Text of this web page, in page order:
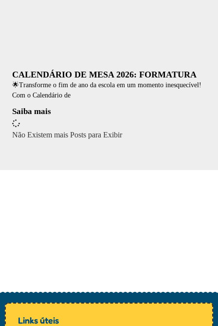
CALENDÁRIO DE MESA 2026: FORMATURA
🌟Transforme o fim de ano da escola em um momento inesquecível!
Com o Calendário de
Saiba mais
Não Existem mais Posts para Exibir
Links úteis